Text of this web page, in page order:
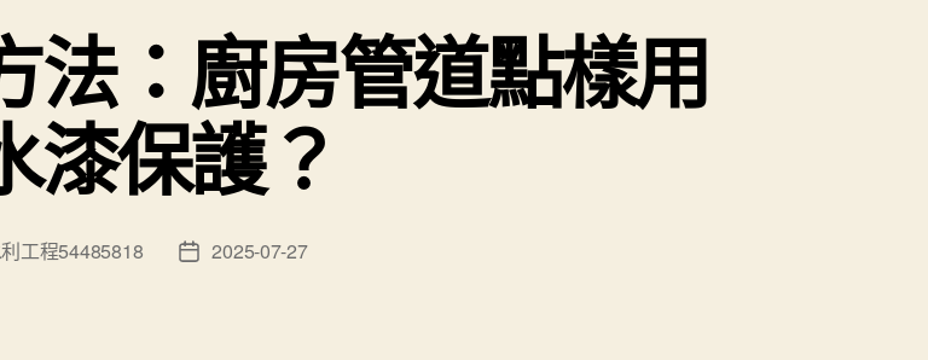
法：廚房管道點樣用
漆保護？
工程54485818
Post2025-07-27